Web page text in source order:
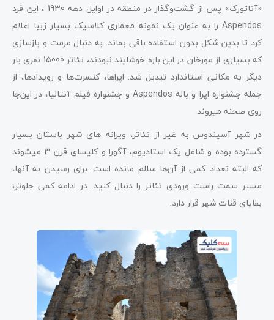
«آتاتورک» پس از گشت‌وگذار در منطقه در اوایل دهه 1930 ، این فرد
Aspendos را به عنوان یک نمونه معماری کلاسیک بسیار زیبا اعلام
کرد تا بدین شکل بدون استفاده باقی بماند. به دنبال مرمت و بازسازی
که بسیاری از مورخان در این باره خوشایند نبودند، تئاتر 15000 نفری بار
دیگر به مکانی استاندارد تبدیل شد. اپراها، کنسرت‌ها و رویدادها، از
جمله جشنواره اپرا و باله Aspendos و جشنواره فیلم آنتالیا، در این‌جا
روی صحنه می­روند.
در شهر آسپندوس به غیر از تئاتر، ویرانه­ های شهر باستان بسیار
گسترده بوده و شامل یک استادیوم، آگورا و کلیسای قرن 3 می­شوند
که البته تعداد کمی از آن‌ها سالم مانده است. برای رسیدن به آن­ها،
مسیر سمت راست ورودی تئاتر را دنبال کنید. در ادامه کمی جلوتر،
بقایای قنات شهر قرار دارد.